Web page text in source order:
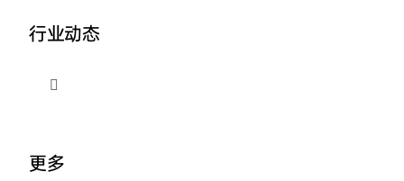
航
行业动态
切
航
更多